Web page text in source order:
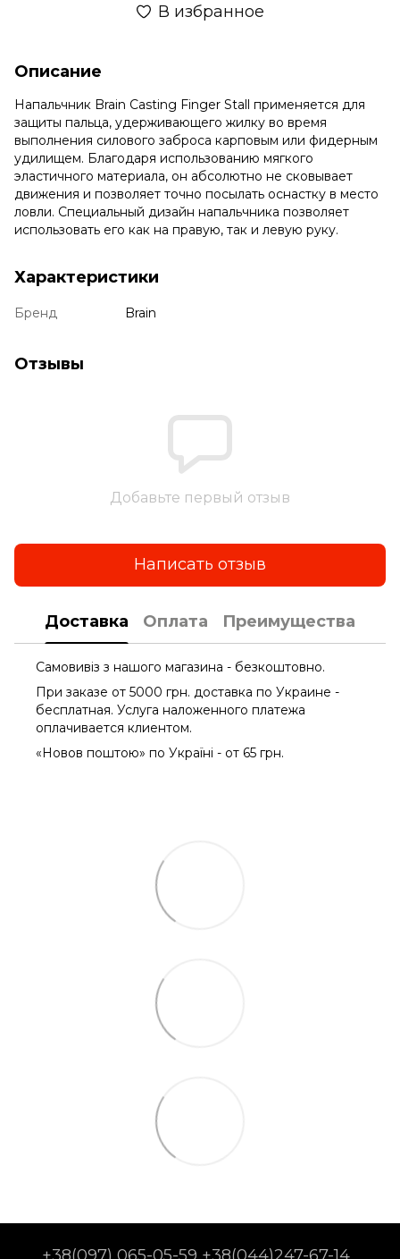
В избранное
Описание
Напальчник Brain Casting Finger Stall применяется для
защиты пальца, удерживающего жилку во время
выполнения силового заброса карповым или фидерным
удилищем. Благодаря использованию мягкого
эластичного материала, он абсолютно не сковывает
движения и позволяет точно посылать оснастку в место
ловли. Специальный дизайн напальчника позволяет
использовать его как на правую, так и левую руку.
Характеристики
Бренд Brain
Отзывы
Добавьте первый отзыв
Написать отзыв
Доставка Оплата Преимущества
Самовивіз з нашого магазина - безкоштовно.
При заказе от 5000 грн. доставка по Украине -
бесплатная. Услуга наложенного платежа
оплачиваетcя клиентом.
«Новов поштою» по Україні - от 65 грн.